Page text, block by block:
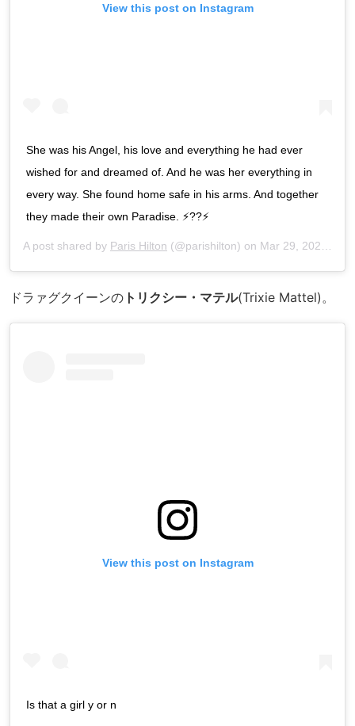
View this post on Instagram
She was his Angel, his love and everything he had ever
wished for and dreamed of. And he was her everything in
every way. She found home safe in his arms. And together
they made their own Paradise. ⚡️??⚡️
A post shared by Paris Hilton (@parishilton) on Mar 29, 2020 at 2:39pm PDT
ドラァグクイーンの トリクシー・マテル(Trixie Mattel)。
View this post on Instagram
Is that a girl y or n